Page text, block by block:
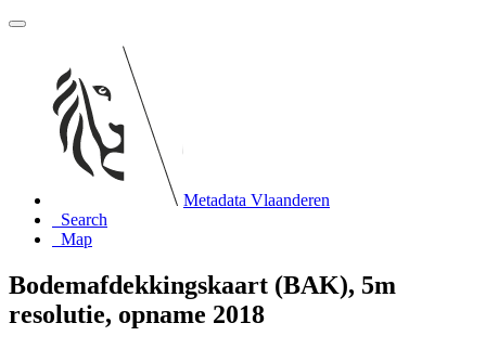
Metadata Vlaanderen
Search
Map
Bodemafdekkingskaart (BAK), 5m
resolutie, opname 2018